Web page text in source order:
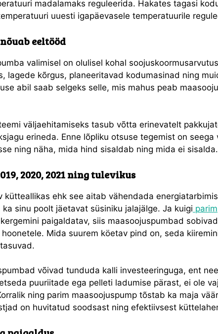
madalamaks reguleerida. Hakates tagasi
uuesti igapäevasele temperatuurile
eeltööd
valimisel on olulisel kohal
lagede kõrgus, planeeritavad kodumasinad ning
abil saab selgeks selle, mis mahus peab
väljaehitamiseks tasub võtta erinevatelt
erineda. Enne lõpliku otsuse tegemist on seega
ning näha, mida hind sisaldab ning mida ei
2020, 2021 ning tulevikus
kütteallikas ehk see aitab vähendada
sinu poolt jäetavat süsiniku jalajälge. Ja kuigi parim
paigaldatav, siis maasoojuspumbad
Mida suurem köetav pind on, seda
võivad tunduda kalli investeeringuga, ent
puuriitade ega pelleti ladumise pärast, ei ole
ning parim maasoojuspump tõstab ka maja
on huvitatud soodsast ning efektiivsest